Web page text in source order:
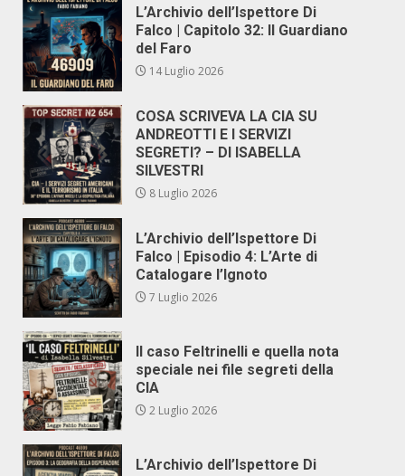
L’Archivio dell’Ispettore Di
Falco | Capitolo 32: Il Guardiano
del Faro
14 Luglio 2026
COSA SCRIVEVA LA CIA SU
ANDREOTTI E I SERVIZI
SEGRETI? – DI ISABELLA
SILVESTRI
8 Luglio 2026
L’Archivio dell’Ispettore Di
Falco | Episodio 4: L’Arte di
Catalogare l’Ignoto
7 Luglio 2026
Il caso Feltrinelli e quella nota
speciale nei file segreti della
CIA
2 Luglio 2026
L’Archivio dell’Ispettore Di